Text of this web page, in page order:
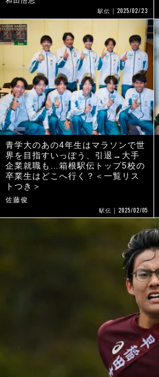
駅伝 2025/02/23
青学大のあの4年生はマラソンで世
界を目指すいっぽう、引退→大手
企業就職も…箱根駅伝トップ5校の
卒業生はどこへ行く？＜一覧リス
トつき＞
佐藤俊
駅伝 2025/02/05